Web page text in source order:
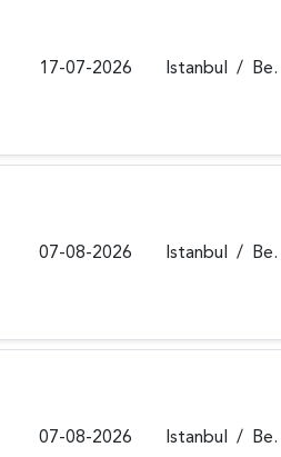
17-07-2026 Istanbul / Beykoz
07-08-2026 Istanbul / Beykoz
07-08-2026 Istanbul / Beykoz